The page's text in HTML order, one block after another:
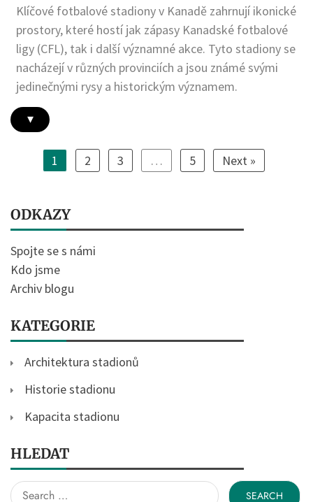
Klíčové fotbalové stadiony v Kanadě zahrnují ikonické
prostory, které hostí jak zápasy Kanadské fotbalové
ligy (CFL), tak i další významné akce. Tyto stadiony se
nacházejí v různých provinciích a jsou známé svými
jedinečnými rysy a historickým významem.
▾
1 2 3 … 5 Next »
ODKAZY
Spojte se s námi
Kdo jsme
Archiv blogu
KATEGORIE
Architektura stadionů
Historie stadionu
Kapacita stadionu
HLEDAT
Search